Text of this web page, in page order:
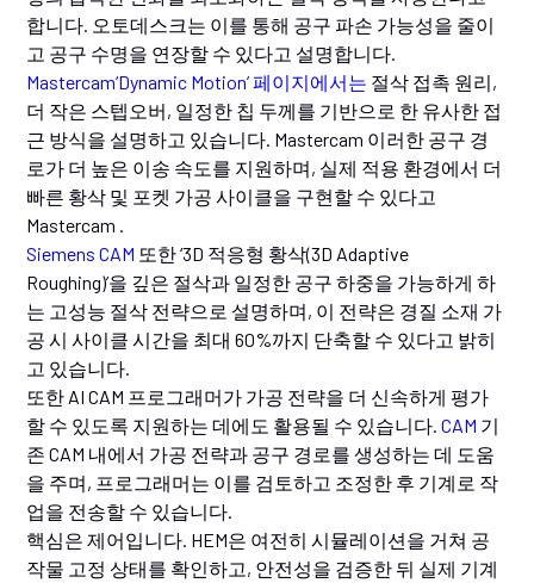
합니다. 오토데스크는 이를 통해 공구 파손 가능성을 줄이
고 공구 수명을 연장할 수 있다고 설명합니다.
Mastercam‘Dynamic Motion’ 페이지에서는 절삭 접촉 원리,
더 작은 스텝오버, 일정한 칩 두께를 기반으로 한 유사한 접
근 방식을 설명하고 있습니다. Mastercam 이러한 공구 경
로가 더 높은 이송 속도를 지원하며, 실제 적용 환경에서 더
빠른 황삭 및 포켓 가공 사이클을 구현할 수 있다고
Mastercam .
Siemens CAM 또한 ‘3D 적응형 황삭(3D Adaptive
Roughing)’을 깊은 절삭과 일정한 공구 하중을 가능하게 하
는 고성능 절삭 전략으로 설명하며, 이 전략은 경질 소재 가
공 시 사이클 시간을 최대 60%까지 단축할 수 있다고 밝히
고 있습니다.
또한 AI CAM 프로그래머가 가공 전략을 더 신속하게 평가
할 수 있도록 지원하는 데에도 활용될 수 있습니다.CAM 기
존 CAM 내에서 가공 전략과 공구 경로를 생성하는 데 도움
을 주며, 프로그래머는 이를 검토하고 조정한 후 기계로 작
업을 전송할 수 있습니다.
핵심은 제어입니다. HEM은 여전히 시뮬레이션을 거쳐 공
작물 고정 상태를 확인하고, 안전성을 검증한 뒤 실제 기계